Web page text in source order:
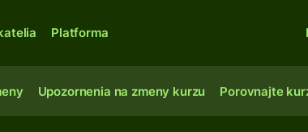
Platforma
Upozornenia na zmeny kurzu Porovnajte